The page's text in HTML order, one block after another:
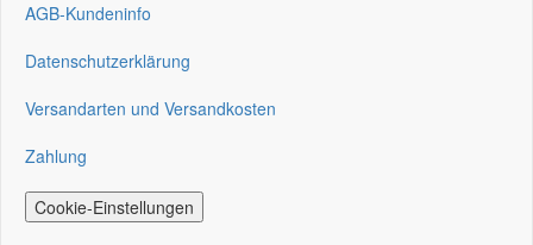
AGB-Kundeninfo
Datenschutzerklärung
Versandarten und Versandkosten
Zahlung
Cookie-Einstellungen